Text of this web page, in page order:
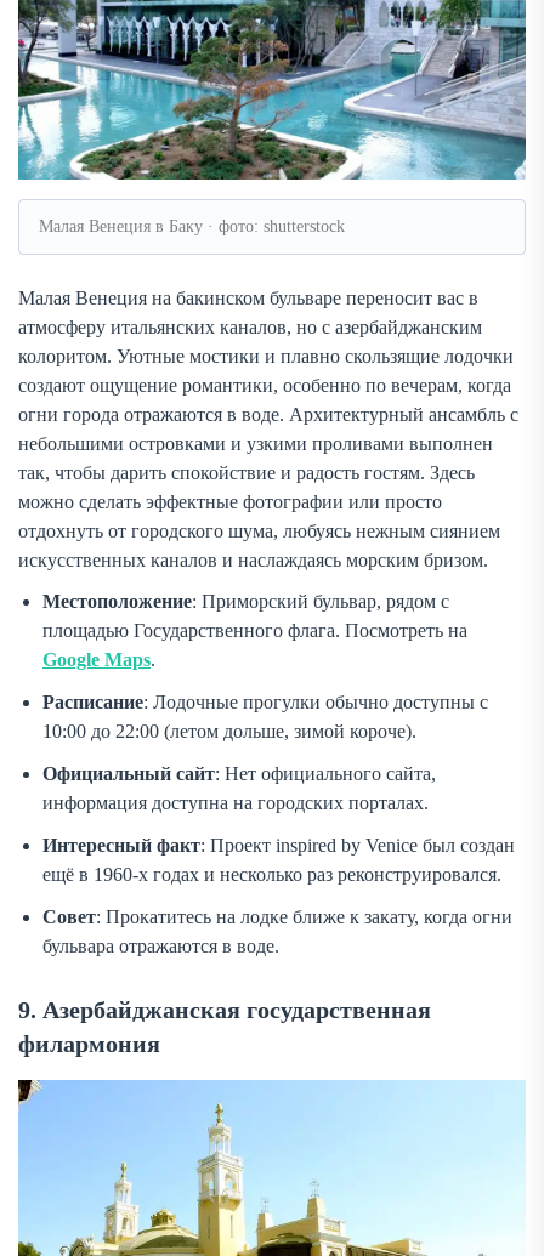
Малая Венеция в Баку · фото: shutterstock
Малая Венеция на бакинском бульваре переносит вас в
атмосферу итальянских каналов, но с азербайджанским
колоритом. Уютные мостики и плавно скользящие лодочки
создают ощущение романтики, особенно по вечерам, когда
огни города отражаются в воде. Архитектурный ансамбль с
небольшими островками и узкими проливами выполнен
так, чтобы дарить спокойствие и радость гостям. Здесь
можно сделать эффектные фотографии или просто
отдохнуть от городского шума, любуясь нежным сиянием
искусственных каналов и наслаждаясь морским бризом.
Местоположение: Приморский бульвар, рядом с
площадью Государственного флага. Посмотреть на
Google Maps.
Расписание: Лодочные прогулки обычно доступны с
10:00 до 22:00 (летом дольше, зимой короче).
Официальный сайт: Нет официального сайта,
информация доступна на городских порталах.
Интересный факт: Проект inspired by Venice был создан
ещё в 1960-х годах и несколько раз реконструировался.
Совет: Прокатитесь на лодке ближе к закату, когда огни
бульвара отражаются в воде.
9. Азербайджанская государственная
филармония